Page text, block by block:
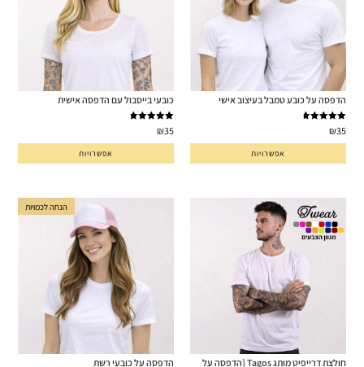
הדפסה על כובע טמבל בעיצוב אישי
דורג4.91₪35
אפשרויות
כובעי בייסבול עם הדפסה אישית
דורג5.00₪35
אפשרויות
חולצת דרייפיט מותג Tagos [הדפסה על
הנחה לכמויות
הדפסה על כובעי רשת